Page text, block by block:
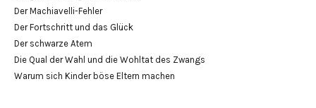
Der Machiavelli-Fehler
Der Fortschritt und das Glück
Der schwarze Atem
Die Qual der Wahl und die Wohltat des Zwangs
Warum sich Kinder böse Eltern machen